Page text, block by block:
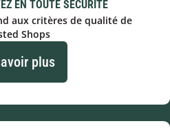
EN TOUTE SÉCURITÉ
aux critères de qualité de
Shops
plus